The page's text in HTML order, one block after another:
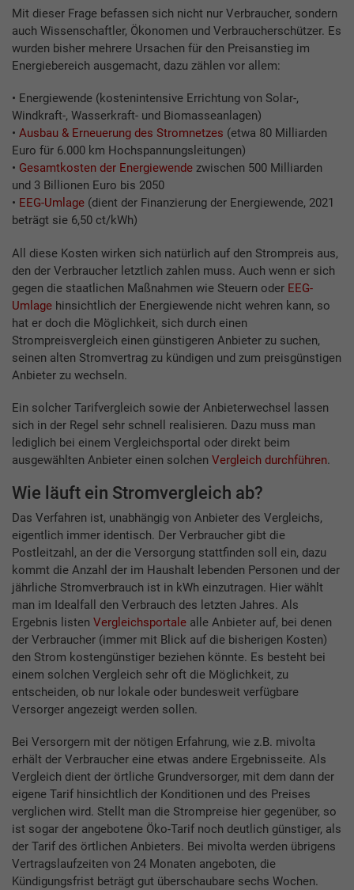
Mit dieser Frage befassen sich nicht nur Verbraucher, sondern
auch Wissenschaftler, Ökonomen und Verbraucherschützer. Es
wurden bisher mehrere Ursachen für den Preisanstieg im
Energiebereich ausgemacht, dazu zählen vor allem:
• Energiewende (kostenintensive Errichtung von Solar-,
Windkraft-, Wasserkraft- und Biomasseanlagen)
• Ausbau & Erneuerung des Stromnetzes (etwa 80 Milliarden
Euro für 6.000 km Hochspannungsleitungen)
• Gesamtkosten der Energiewende zwischen 500 Milliarden
und 3 Billionen Euro bis 2050
• EEG-Umlage (dient der Finanzierung der Energiewende, 2021
beträgt sie 6,50 ct/kWh)
All diese Kosten wirken sich natürlich auf den Strompreis aus,
den der Verbraucher letztlich zahlen muss. Auch wenn er sich
gegen die staatlichen Maßnahmen wie Steuern oder EEG-
Umlage hinsichtlich der Energiewende nicht wehren kann, so
hat er doch die Möglichkeit, sich durch einen
Strompreisvergleich einen günstigeren Anbieter zu suchen,
seinen alten Stromvertrag zu kündigen und zum preisgünstigen
Anbieter zu wechseln.
Ein solcher Tarifvergleich sowie der Anbieterwechsel lassen
sich in der Regel sehr schnell realisieren. Dazu muss man
lediglich bei einem Vergleichsportal oder direkt beim
ausgewählten Anbieter einen solchen Vergleich durchführen.
Wie läuft ein Stromvergleich ab?
Das Verfahren ist, unabhängig von Anbieter des Vergleichs,
eigentlich immer identisch. Der Verbraucher gibt die
Postleitzahl, an der die Versorgung stattfinden soll ein, dazu
kommt die Anzahl der im Haushalt lebenden Personen und der
jährliche Stromverbrauch ist in kWh einzutragen. Hier wählt
man im Idealfall den Verbrauch des letzten Jahres. Als
Ergebnis listen Vergleichsportale alle Anbieter auf, bei denen
der Verbraucher (immer mit Blick auf die bisherigen Kosten)
den Strom kostengünstiger beziehen könnte. Es besteht bei
einem solchen Vergleich sehr oft die Möglichkeit, zu
entscheiden, ob nur lokale oder bundesweit verfügbare
Versorger angezeigt werden sollen.
Bei Versorgern mit der nötigen Erfahrung, wie z.B. mivolta
erhält der Verbraucher eine etwas andere Ergebnisseite. Als
Vergleich dient der örtliche Grundversorger, mit dem dann der
eigene Tarif hinsichtlich der Konditionen und des Preises
verglichen wird. Stellt man die Strompreise hier gegenüber, so
ist sogar der angebotene Öko-Tarif noch deutlich günstiger, als
der Tarif des örtlichen Anbieters. Bei mivolta werden übrigens
Vertragslaufzeiten von 24 Monaten angeboten, die
Kündigungsfrist beträgt gut überschaubare sechs Wochen.